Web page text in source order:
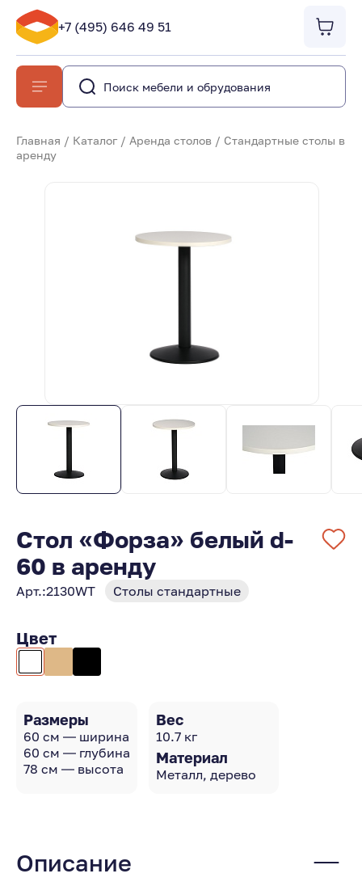
+7 (495) 646 49 51
Главная / Каталог / Аренда столов / Стандартные столы в
аренду
Стол «Форза» белый d-
60 в аренду
Арт.:2130WT Столы стандартные
Цвет
Размеры
60 см — ширина
60 см — глубина
78 см — высота
Вес
10.7 кг
Материал
Металл, дерево
Описание